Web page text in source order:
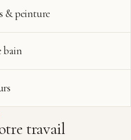
& peinture
bain
travail